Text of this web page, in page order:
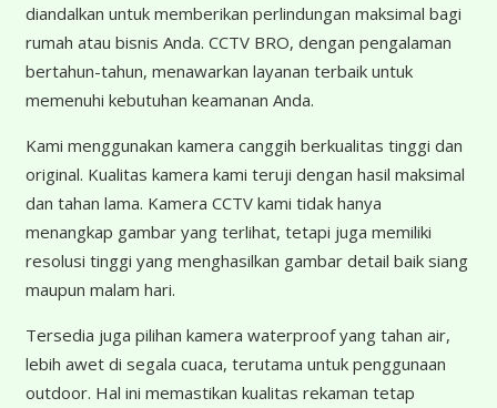
diandalkan untuk memberikan perlindungan maksimal bagi
rumah atau bisnis Anda. CCTV BRO, dengan pengalaman
bertahun-tahun, menawarkan layanan terbaik untuk
memenuhi kebutuhan keamanan Anda.
Kami menggunakan kamera canggih berkualitas tinggi dan
original. Kualitas kamera kami teruji dengan hasil maksimal
dan tahan lama. Kamera CCTV kami tidak hanya
menangkap gambar yang terlihat, tetapi juga memiliki
resolusi tinggi yang menghasilkan gambar detail baik siang
maupun malam hari.
Tersedia juga pilihan kamera waterproof yang tahan air,
lebih awet di segala cuaca, terutama untuk penggunaan
outdoor. Hal ini memastikan kualitas rekaman tetap